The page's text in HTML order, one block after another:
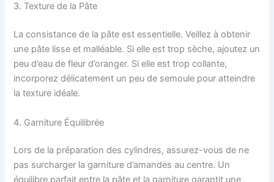
3. Texture de la Pâte
La consistance de la pâte est essentielle. Veillez à obtenir
une pâte lisse et malléable. Si elle est trop sèche, ajoutez un
peu d’eau de fleur d’oranger. Si elle est trop collante,
incorporez délicatement un peu de semoule pour atteindre
la texture idéale.
4. Garniture Équilibrée
Lors de la préparation des cylindres, assurez-vous de ne
pas surcharger la garniture d’amandes au centre. Un
équilibre parfait entre la pâte et la garniture garantit une